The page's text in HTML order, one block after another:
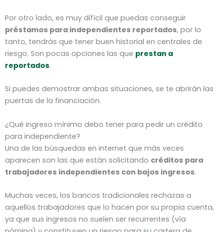
Por otro lado, es muy difícil que puedas conseguir
préstamos para independientes reportados, por lo
tanto, tendrás que tener buen historial en centrales de
riesgo. Son pocas opciones las que prestan a
reportados.
Si puedes demostrar ambas situaciones, se te abrirán las
puertas de la financiación.
¿Qué ingreso mínimo debo tener para pedir un crédito
para independiente?
Una de las búsquedas en internet que más veces
aparecen son las que están solicitando créditos para
trabajadores independientes con bajos ingresos.
Muchas veces, los bancos tradicionales rechazas a
aquellos trabajadores que lo hacen por su propia cuenta,
ya que sus ingresos no suelen ser recurrentes (vía